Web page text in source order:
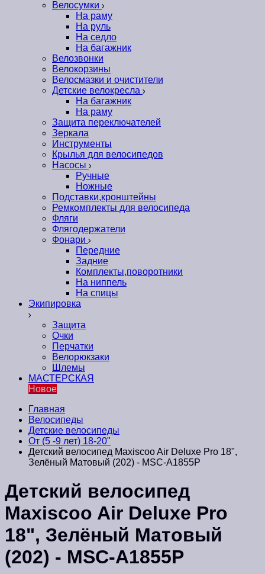
Велосумки
На раму
На руль
На седло
На багажник
Велозвонки
Велокорзины
Велосмазки и очистители
Детские велокресла
На багажник
На раму
Защита переключателей
Зеркала
Инструменты
Крылья для велосипедов
Насосы
Ручные
Ножные
Подставки,кронштейны
Ремкомплекты для велосипеда
Фляги
Флягодержатели
Фонари
Передние
Задние
Комплекты,поворотники
На ниппель
На спицы
Экипировка
Защита
Очки
Перчатки
Велорюкзаки
Шлемы
МАСТЕРСКАЯ
Новое
Главная
Велосипеды
Детские велосипеды
От (5 -9 лет) 18-20"
Детский велосипед Maxiscoo Air Deluxe Pro 18",
Зелёный Матовый (202) - MSC-A1855P
Детский велосипед
Maxiscoo Air Deluxe Pro
18", Зелёный Матовый
(202) - MSC-A1855P